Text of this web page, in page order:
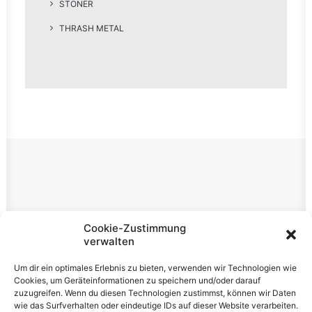
Cookie-Zustimmung
verwalten
Um dir ein optimales Erlebnis zu bieten, verwenden wir Technologien wie
Cookies, um Geräteinformationen zu speichern und/oder darauf
zuzugreifen. Wenn du diesen Technologien zustimmst, können wir Daten
wie das Surfverhalten oder eindeutige IDs auf dieser Website verarbeiten.
STONER
THRASH METAL
Rechtliches
Datenschutzerklärung
Cookie-Richtlinie (EU)